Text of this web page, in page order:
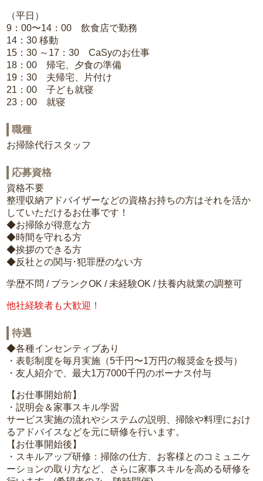
（平日）
9：00〜14：00 飲食店で勤務
14：30 移動
15：30 ～17：30 CaSyのお仕事
18：00 帰宅、夕食の準備
19：30 夫帰宅、片付け
21：00 子ども就寝
23：00 就寝
職種
お掃除代行スタッフ
応募資格
資格不要
整理収納アドバイザーなどの資格お持ちの方はそれを活か
していただけるお仕事です！
◆お掃除が得意な方
◆時間を守れる方
◆挨拶のできる方
◆反社との関与･犯罪歴のない方
学歴不問 / ブランクOK / 未経験OK / 扶養内就業の調整可
他社経験者も大歓迎！
待遇
◆各種インセンティブあり
・表彰制度を毎月実施（5千円〜1万円の報奨金を授与）
・友人紹介で、最大1万7000千円のボーナス付与
【お仕事開始前】
・説明会＆家事スキル学習
サービス実施の流れやシステムの説明、掃除や料理におけ
るアドバイスなどを元に研修を行います。
【お仕事開始後】
・スキルアップ研修：掃除の仕方、お客様とのコミュニケ
ーションの取り方など、さらに家事スキルを高める研修を